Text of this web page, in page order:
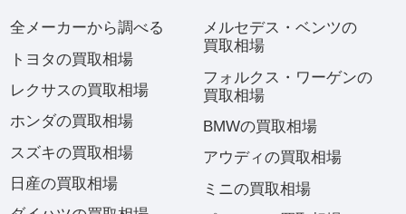
全メーカーから調べる
トヨタの買取相場
レクサスの買取相場
ホンダの買取相場
スズキの買取相場
日産の買取相場
メルセデス・ベンツの
買取相場
フォルクス・ワーゲンの
買取相場
BMWの買取相場
アウディの買取相場
ミニの買取相場